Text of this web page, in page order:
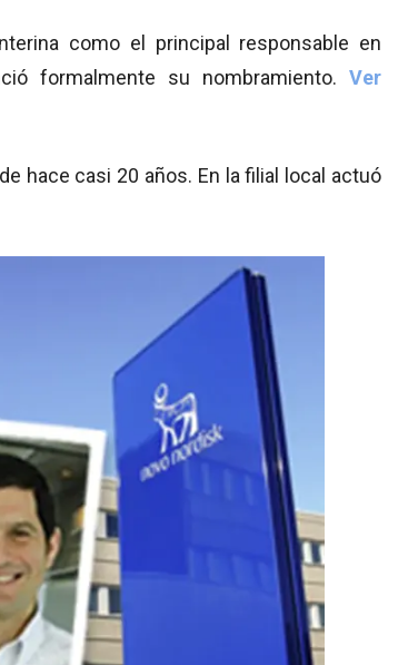
como el principal responsable en
formalmente su nombramiento. Ver
hace casi 20 años. En la filial local actuó